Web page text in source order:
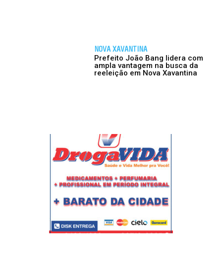
NOVA XAVANTINA
Prefeito João Bang lidera com
ampla vantagem na busca da
reeleição em Nova Xavantina